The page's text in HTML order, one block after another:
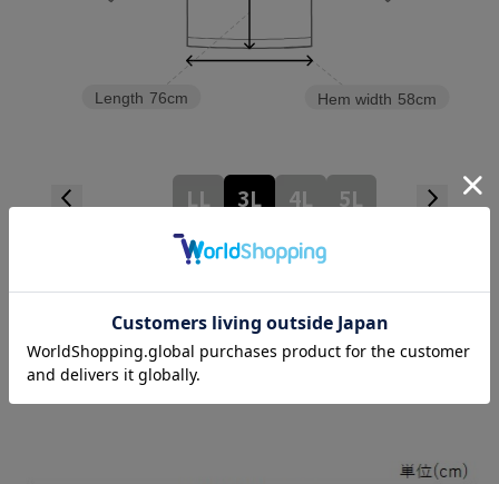
Hem width 58cm
Length 76cm
LL 3L 4L 5L
Check the recommended size
Try this item on